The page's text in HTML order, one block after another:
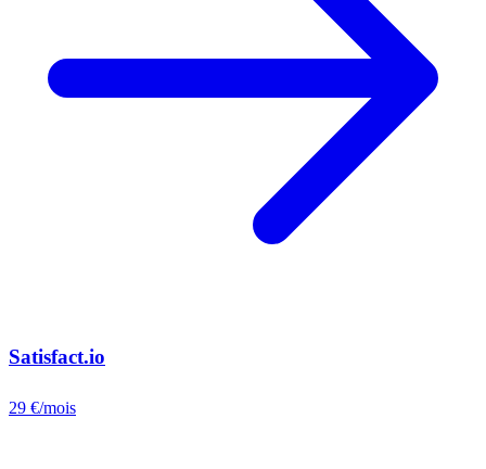
Satisfact.io
29 €/mois